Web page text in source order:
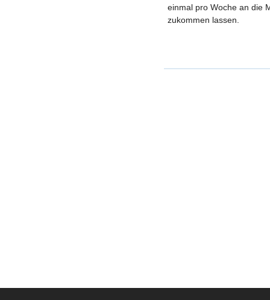
einmal pro Woche an die
zukommen lassen.